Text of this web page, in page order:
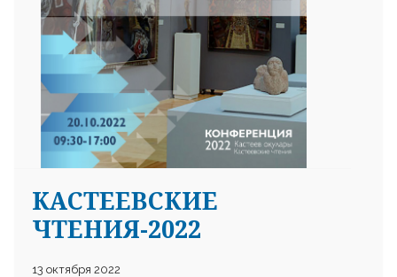
КАСТЕЕВСКИЕ
ЧТЕНИЯ-2022
13 октября 2022